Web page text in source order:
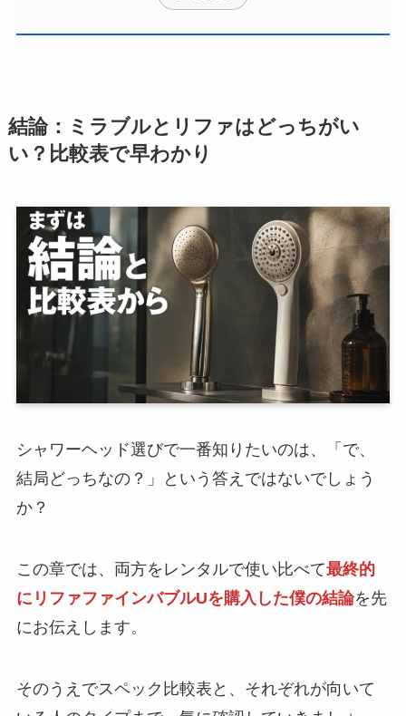
結論：ミラブルとリファはどっちがい
い？比較表で早わかり
シャワーヘッド選びで一番知りたいのは、「で、
結局どっちなの？」という答えではないでしょう
か？
この章では、両方をレンタルで使い比べて最終的
にリファファインバブルUを購入した僕の結論を先
にお伝えします。
そのうえでスペック比較表と、それぞれが向いて